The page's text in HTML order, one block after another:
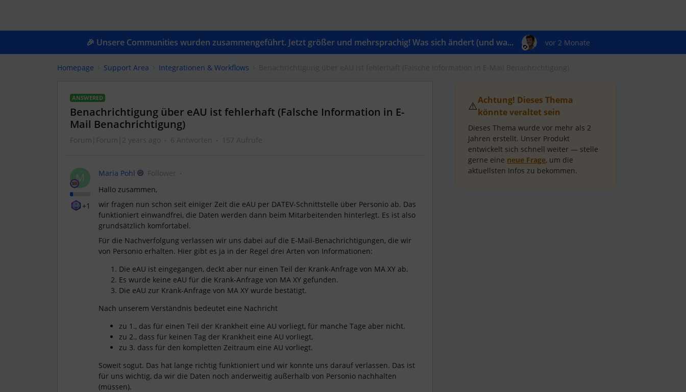
🎉 Unsere Communities wurden zusammengeführt. Jetzt größer und mehrsprachig! Was sich ändert (und wa... vor 2 Monate
Homepage Support Area Integrationen & Workflows
ANSWERED
Benachrichtigung über eAU ist fehlerhaft (Falsche Information in E-
Mail Benachrichtigung)
Forum|Forum|2 years ago 6 Antworten 157 Aufrufe
M
+1
Maria Pohl
Follower
Hallo zusammen,
wir fragen nun schon seit einiger Zeit die eAU per DATEV-Schnittstelle über Personio ab. Das
funktioniert einwandfrei, die Daten werden dann beim Mitarbeitenden hinterlegt. Es ist also
grundsätzlich komfortabel.
Für die Nachverfolgung verlassen wir uns dabei auf die E-Mail-Benachrichtigungen, die wir
von Personio erhalten. Hier gibt es ja in der Regel drei Arten von Informationen:
Die eAU ist eingegangen, deckt aber nur einen Teil der Krank-Anfrage von MA XY ab.
Es wurde keine eAU für die Krank-Anfrage von MA XY gefunden.
Die eAU zur Krank-Anfrage von MA XY wurde bestätigt.
Nach unserem Verständnis bedeutet eine Nachricht
zu 1., das für einen Teil der Krankheit eine AU vorliegt, für manche Tage aber nicht.
zu 2., dass für keinen Tag der Krankheit eine AU vorliegt,
zu 3. dass für den kompletten Zeitraum eine AU vorliegt.
Soweit sogut. Das hat lange richtig funktioniert und wir konnte uns darauf verlassen. Das ist
für uns wichtig, da wir die Daten noch anderweitig außerhalb von Personio nachhalten
(müssen).
⚠️Achtung! Dieses Thema
könnte veraltet sein
Dieses Thema wurde vor mehr als 2
Jahren erstellt. Unser Produkt
entwickelt sich schnell weiter — stelle
gerne eine neue Frage, um die
aktuellsten Infos zu bekommen.